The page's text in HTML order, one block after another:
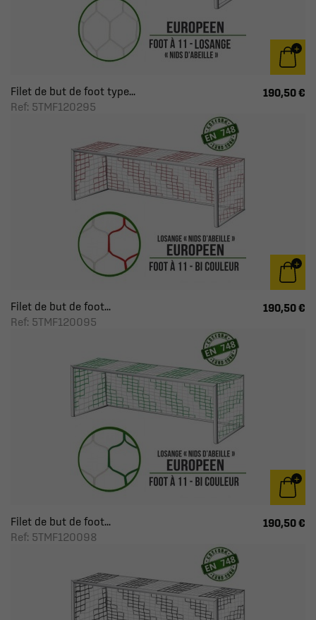
Filet de but de foot type...
Ref: 5TMF120295
190,50 €
Filet de but de foot...
Ref: 5TMF120095
190,50 €
Filet de but de foot...
Ref: 5TMF120098
190,50 €